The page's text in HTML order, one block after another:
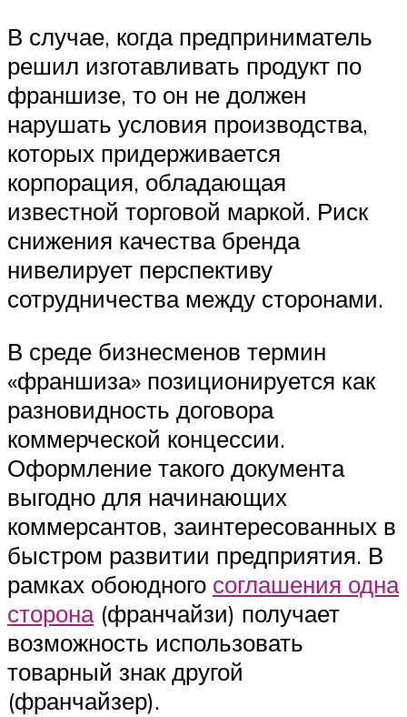
В случае, когда предприниматель
решил изготавливать продукт по
франшизе, то он не должен
нарушать условия производства,
которых придерживается
корпорация, обладающая
известной торговой маркой. Риск
снижения качества бренда
нивелирует перспективу
сотрудничества между сторонами.
В среде бизнесменов термин
«франшиза» позиционируется как
разновидность договора
коммерческой концессии.
Оформление такого документа
выгодно для начинающих
коммерсантов, заинтересованных в
быстром развитии предприятия. В
рамках обоюдного соглашения одна
сторона(франчайзи) получает
возможность использовать
товарный знак другой
(франчайзер).